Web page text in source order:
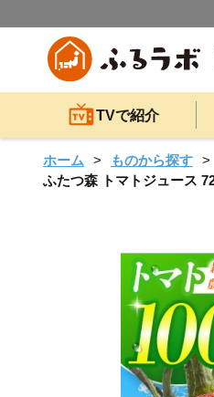
TVで紹介
ホーム ものから探す
ふたつ森 トマトジュース